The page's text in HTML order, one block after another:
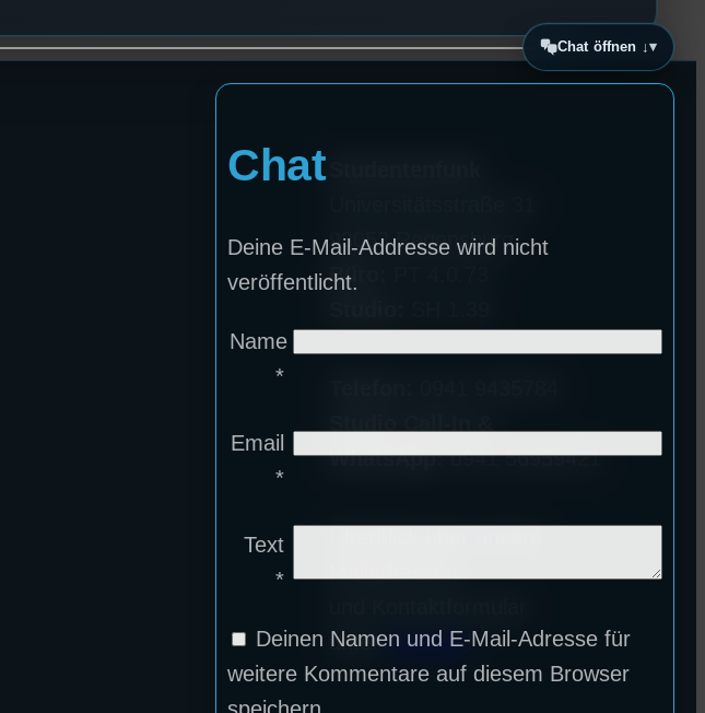
93053 Regensburg
Büro:
WhatsApp:0941 56959421
unterKontakt!
Chat öffnen ↓
Chat
Deine E-Mail-Addresse wird nicht
veröffentlicht.
Name
*
Email
*
Text
*
Deinen Namen und E-Mail-Adresse für
weitere Kommentare auf diesem Browser